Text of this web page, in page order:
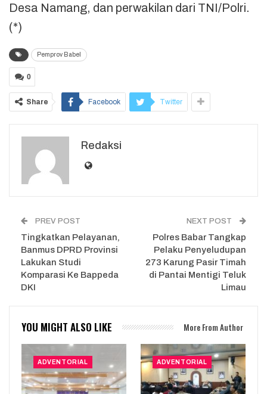
Desa Namang, dan perwakilan dari TNI/Polri.
(*)
Pemprov Babel
0
Share Facebook Twitter
Redaksi
PREV POST
Tingkatkan Pelayanan,
Banmus DPRD Provinsi
Lakukan Studi
Komparasi Ke Bappeda
DKI
NEXT POST
Polres Babar Tangkap
Pelaku Penyeludupan
273 Karung Pasir Timah
di Pantai Mentigi Teluk
Limau
YOU MIGHT ALSO LIKE More From Author
ADVENTORIAL ADVENTORIAL